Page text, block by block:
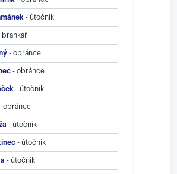
- útočník
brankář
- obránce
- obránce
- útočník
obránce
- útočník
- útočník
- útočník